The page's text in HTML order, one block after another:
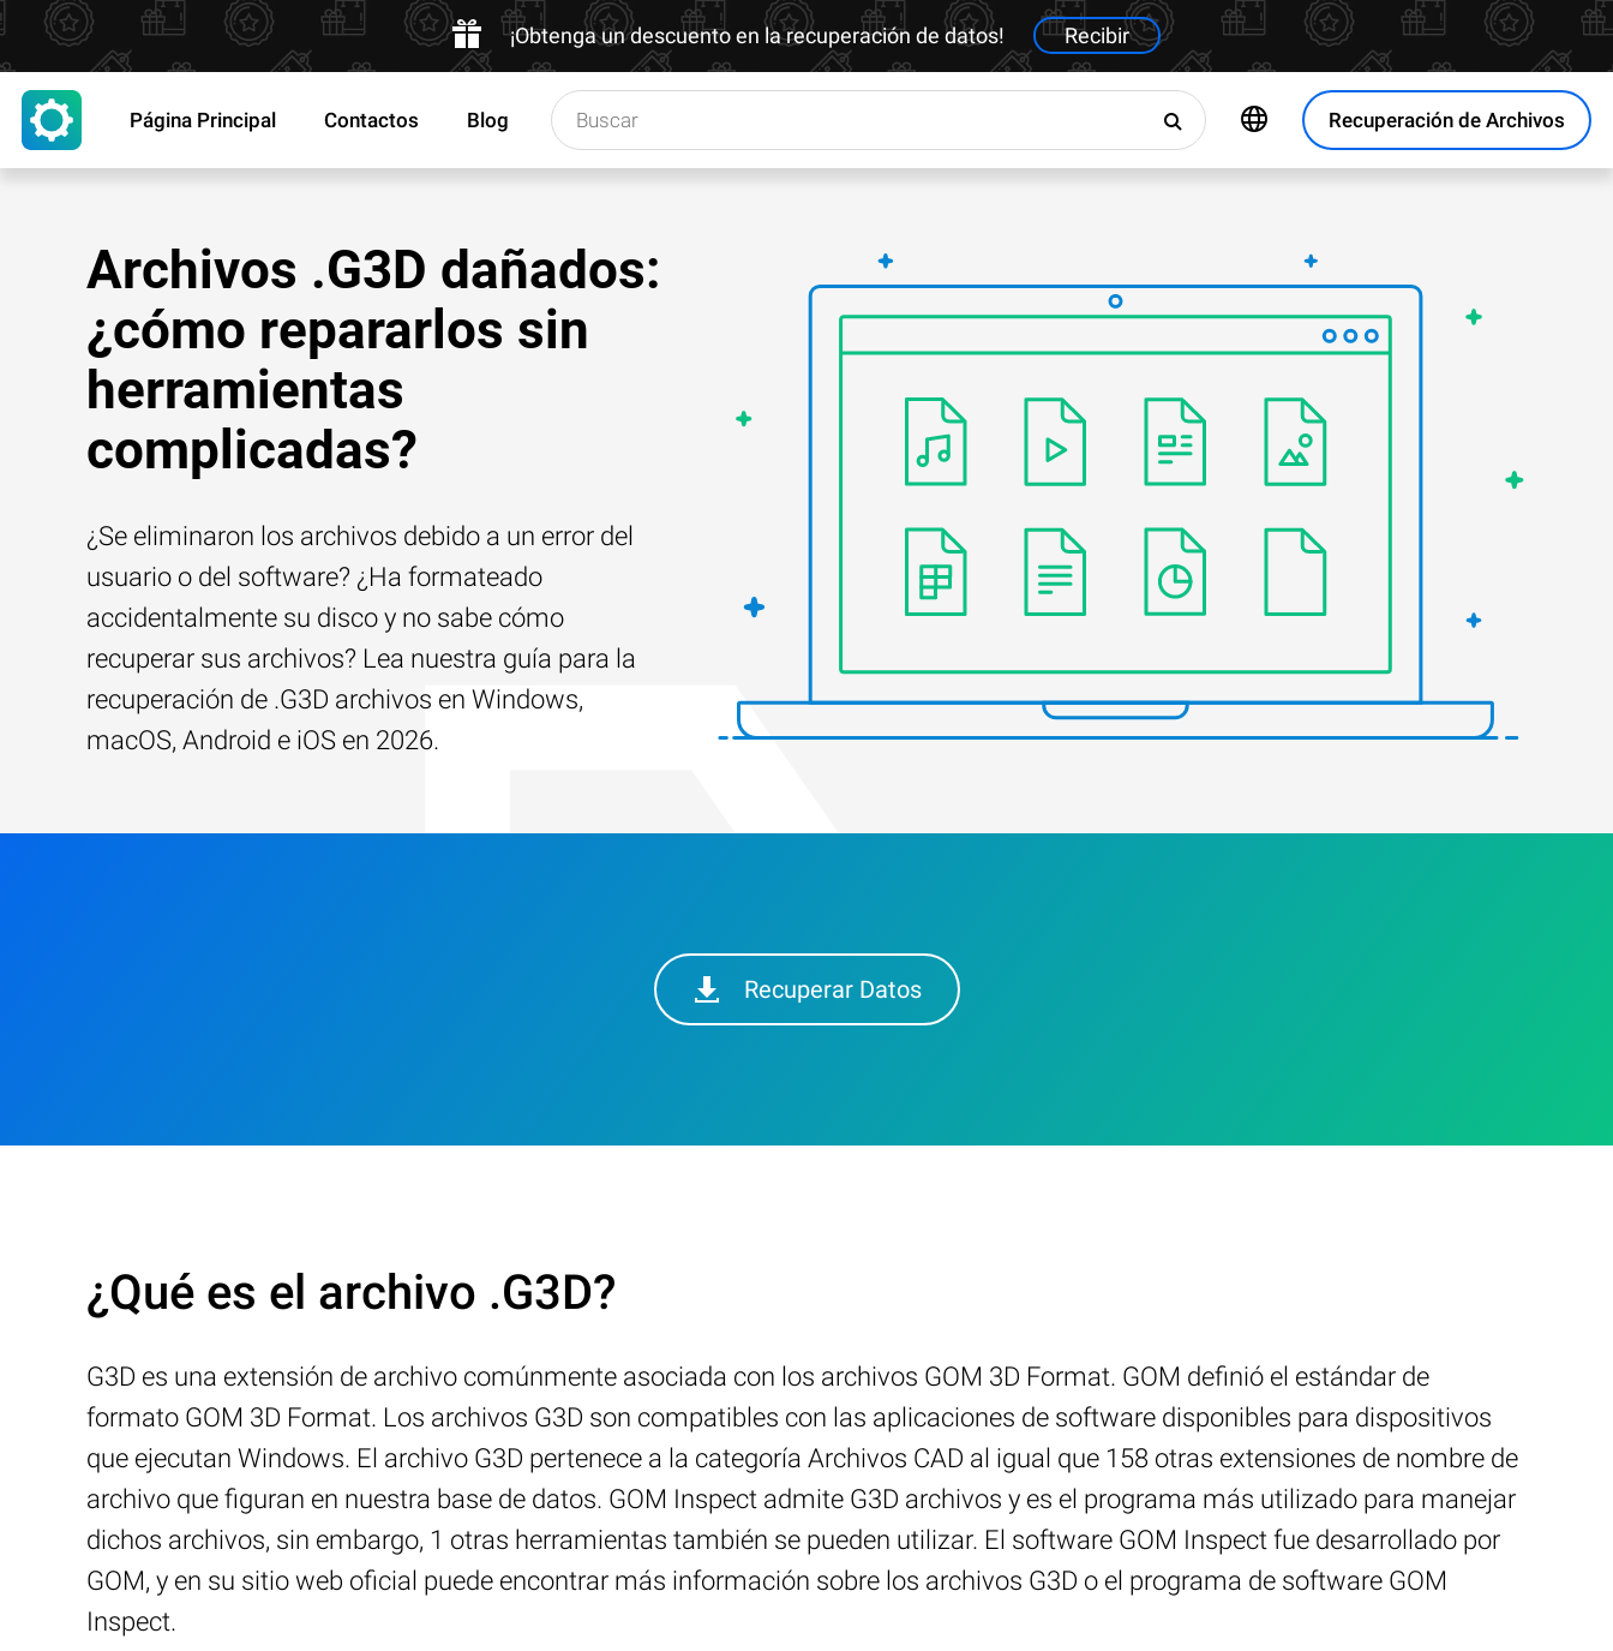
¡Obtenga un descuento en la recuperación de datos! Recibir
Recuperación de Archivos
Página Principal Contactos Blog
Archivos .G3D dañados:
¿cómo repararlos sin
herramientas
complicadas?
¿Se eliminaron los archivos debido a un error del
usuario o del software? ¿Ha formateado
accidentalmente su disco y no sabe cómo
recuperar sus archivos? Lea nuestra guía para la
recuperación de .G3D archivos en Windows,
macOS, Android e iOS en 2026.
Recuperar Datos
¿Qué es el archivo .G3D?
G3D es una extensión de archivo comúnmente asociada con los archivos GOM 3D Format. GOM definió el estándar de
formato GOM 3D Format. Los archivos G3D son compatibles con las aplicaciones de software disponibles para dispositivos
que ejecutan Windows. El archivo G3D pertenece a la categoría Archivos CAD al igual que 158 otras extensiones de nombre de
archivo que figuran en nuestra base de datos. GOM Inspect admite G3D archivos y es el programa más utilizado para manejar
dichos archivos, sin embargo, 1 otras herramientas también se pueden utilizar. El software GOM Inspect fue desarrollado por
GOM, y en su sitio web oficial puede encontrar más información sobre los archivos G3D o el programa de software GOM
Inspect.